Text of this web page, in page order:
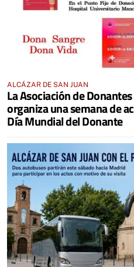
ALCÁZAR DE SAN JUAN
La Asociación de
organiza una semana de
Día Mundial del Donante